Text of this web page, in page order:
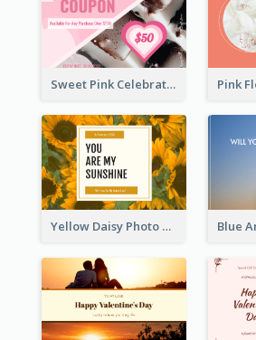
Sweet Pink Celebration Gift Card Template Design
Yellow Daisy Photo Valentines Day Gift Card